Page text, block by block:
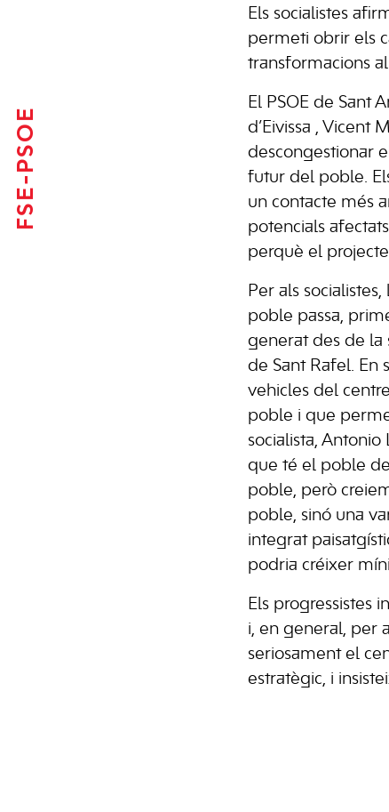
FSE-PSOE
Els socialistes
permeti obrir els
transformacions
El PSOE de Sant
d’Eivissa , Vicent
descongestionar
futur del poble.
un contacte més
potencials
perquè el
Per als
poble passa,
generat des de la
de Sant Rafel. En
vehicles del
poble i que
socialista, Antonio
que té el poble
poble, però
poble, sinó una
integrat
podria créixer
Els progressistes
i, en general, per
seriosament el
estratègic, i